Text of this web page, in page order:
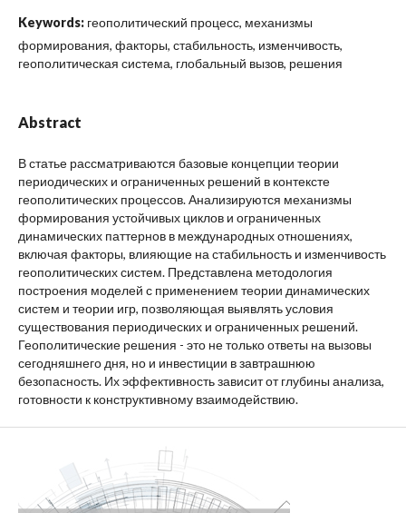
Keywords: геополитический процесс, механизмы
формирования, факторы, стабильность, изменчивость,
геополитическая система, глобальный вызов, решения
Abstract
В статье рассматриваются базовые концепции теории
периодических и ограниченных решений в контексте
геополитических процессов. Анализируются механизмы
формирования устойчивых циклов и ограниченных
динамических паттернов в международных отношениях,
включая факторы, влияющие на стабильность и изменчивость
геополитических систем. Представлена методология
построения моделей с применением теории динамических
систем и теории игр, позволяющая выявлять условия
существования периодических и ограниченных решений.
Геополитические решения - это не только ответы на вызовы
сегодняшнего дня, но и инвестиции в завтрашнюю
безопасность. Их эффективность зависит от глубины анализа,
готовности к конструктивному взаимодействию.